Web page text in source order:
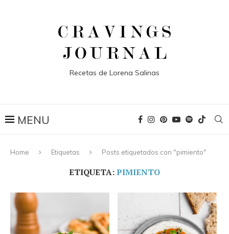
Recetas de Lorena Salinas
Home Etiquetas Posts etiquetados con "pimiento"
ETIQUETA:PIMIENTO